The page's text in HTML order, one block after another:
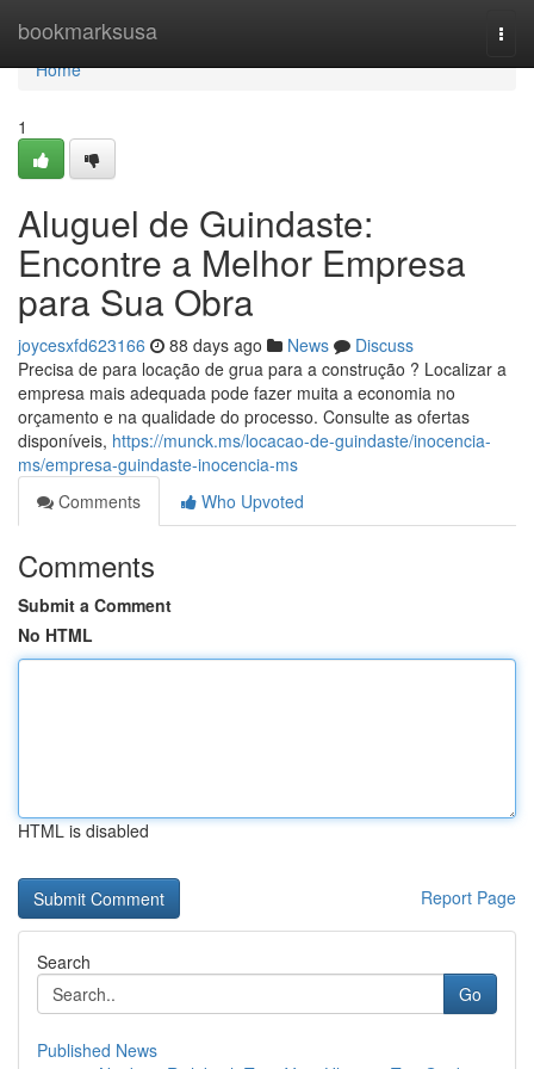
bookmarksusa
Home
Home
1
Aluguel de Guindaste:
Encontre a Melhor Empresa
para Sua Obra
joycesxfd623166 88 days ago News
Discuss
Precisa de para locação de grua para a construção ? Localizar a
empresa mais adequada pode fazer muita a economia no
orçamento e na qualidade do processo. Consulte as ofertas
disponíveis, https://munck.ms/locacao-de-guindaste/inocencia-
ms/empresa-guindaste-inocencia-ms
Comments
Who Upvoted
Comments
Submit a Comment
No HTML
HTML is disabled
Report Page
Search
Go
Published News